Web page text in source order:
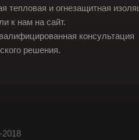
тепловая и огнезащитная
к нам на сайт.
консультация
решения.